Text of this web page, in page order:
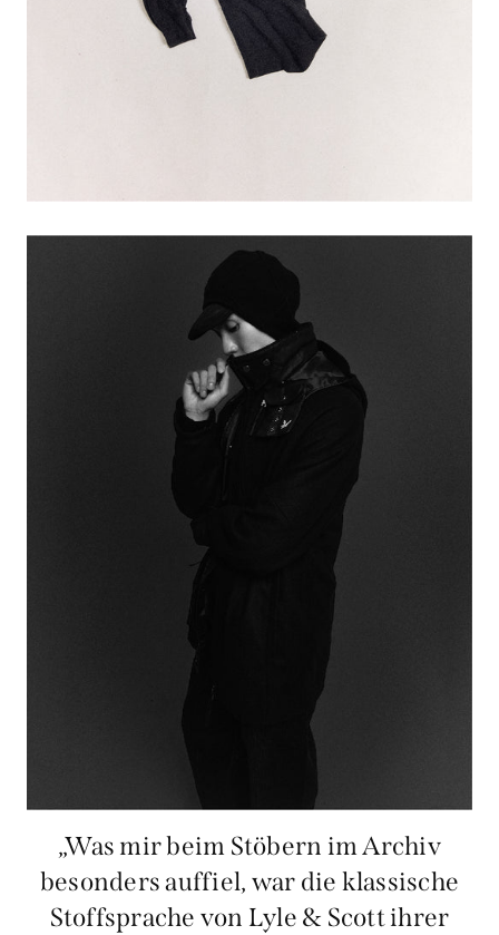
„Was mir beim Stöbern im Archiv
besonders auffiel, war die klassische
Stoffsprache von Lyle & Scott ihrer